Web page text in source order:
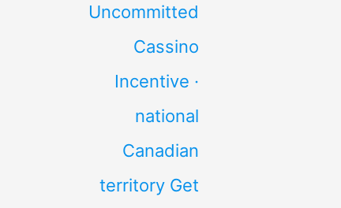
Uncommitted
Cassino
Incentive ·
national
Canadian
territory Get